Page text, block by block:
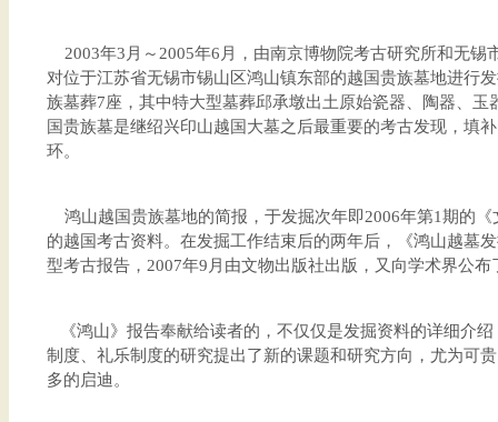
2003年3月～2005年6月，由南京博物院考古研究所和无锡
对位于江苏省无锡市锡山区鸿山镇东部的越国贵族墓地进行
族墓葬7座，其中特大型墓葬邱承墩出土原始瓷器、陶器、玉
国贵族墓是继绍兴印山越国大墓之后最重要的考古发现，填
环。
鸿山越国贵族墓地的简报，于发掘次年即2006年第1期的
的越国考古资料。在发掘工作结束后的两年后，《鸿山越墓
型考古报告，2007年9月由文物出版社出版，又向学术界公布
《鸿山》报告奉献给读者的，不仅仅是发掘资料的详细介
制度、礼乐制度的研究提出了新的课题和研究方向，尤为可
多的启迪。